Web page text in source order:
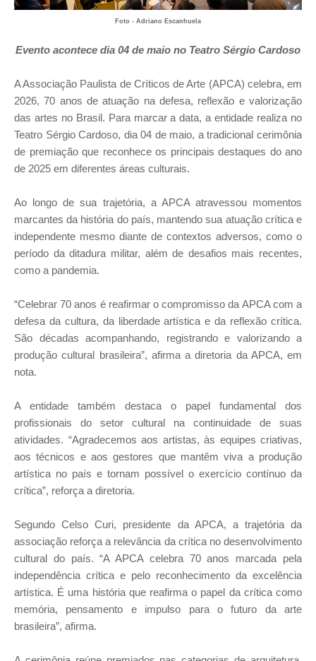
Foto - Adriano Escanhuela
Evento acontece dia 04 de maio no Teatro Sérgio Cardoso
A Associação Paulista de Críticos de Arte (APCA) celebra, em
2026, 70 anos de atuação na defesa, reflexão e valorização
das artes no Brasil. Para marcar a data, a entidade realiza no
Teatro Sérgio Cardoso, dia 04 de maio, a tradicional cerimônia
de premiação que reconhece os principais destaques do ano
de 2025 em diferentes áreas culturais.
Ao longo de sua trajetória, a APCA atravessou momentos
marcantes da história do país, mantendo sua atuação crítica e
independente mesmo diante de contextos adversos, como o
período da ditadura militar, além de desafios mais recentes,
como a pandemia.
“Celebrar 70 anos é reafirmar o compromisso da APCA com a
defesa da cultura, da liberdade artística e da reflexão crítica.
São décadas acompanhando, registrando e valorizando a
produção cultural brasileira”, afirma a diretoria da APCA, em
nota.
A entidade também destaca o papel fundamental dos
profissionais do setor cultural na continuidade de suas
atividades. “Agradecemos aos artistas, às equipes criativas,
aos técnicos e aos gestores que mantêm viva a produção
artística no país e tornam possível o exercício contínuo da
crítica”, reforça a diretoria.
Segundo Celso Curi, presidente da APCA, a trajetória da
associação reforça a relevância da crítica no desenvolvimento
cultural do país. “A APCA celebra 70 anos marcada pela
independência crítica e pelo reconhecimento da excelência
artística. É uma história que reafirma o papel da crítica como
memória, pensamento e impulso para o futuro da arte
brasileira”, afirma.